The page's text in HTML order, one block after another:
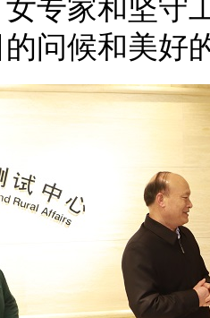
专家和坚守
问候和美好